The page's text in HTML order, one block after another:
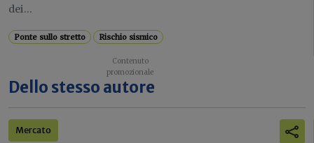
dei...
Ponte sullo stretto Rischio sismico
Dello stesso autore
Mercato